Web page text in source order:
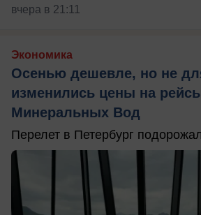
вчера в 21:11
Экономика
Осенью дешевле, но не
изменились цены на
Минеральных Вод
Перелет в Петербург